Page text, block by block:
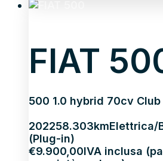
FIAT
500 1.0 hybrid 70cv Club
202258.303kmElettrica/
(Plug-in)
€9.900,00IVA inclusa